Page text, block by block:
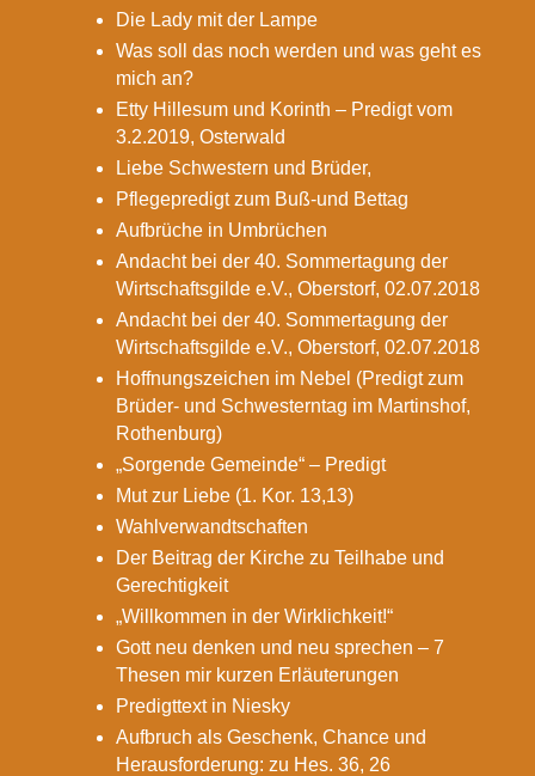
Die Lady mit der Lampe
Was soll das noch werden und was geht es
mich an?
Etty Hillesum und Korinth – Predigt vom
3.2.2019, Osterwald
Liebe Schwestern und Brüder,
Pflegepredigt zum Buß-und Bettag
Aufbrüche in Umbrüchen
Andacht bei der 40. Sommertagung der
Wirtschaftsgilde e.V., Oberstorf, 02.07.2018
Andacht bei der 40. Sommertagung der
Wirtschaftsgilde e.V., Oberstorf, 02.07.2018
Hoffnungszeichen im Nebel (Predigt zum
Brüder- und Schwesterntag im Martinshof,
Rothenburg)
„Sorgende Gemeinde“ – Predigt
Mut zur Liebe (1. Kor. 13,13)
Wahlverwandtschaften
Der Beitrag der Kirche zu Teilhabe und
Gerechtigkeit
„Willkommen in der Wirklichkeit!“
Gott neu denken und neu sprechen – 7
Thesen mir kurzen Erläuterungen
Predigttext in Niesky
Aufbruch als Geschenk, Chance und
Herausforderung: zu Hes. 36, 26